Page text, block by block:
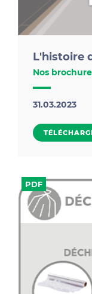
L'histoire
Nos
31.03.2023
PDF